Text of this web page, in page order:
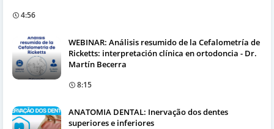
4:56
WEBINAR: Análisis resumido de la Cefalometría de
Ricketts: interpretación clínica en ortodoncia - Dr.
Martín Becerra
8:15
ANATOMIA DENTAL: Inervação dos dentes
superiores e inferiores